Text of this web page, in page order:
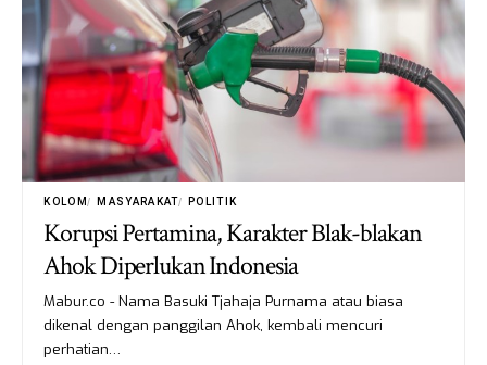
KOLOM MASYARAKAT POLITIK
Korupsi Pertamina, Karakter Blak-blakan
Ahok Diperlukan Indonesia
Mabur.co - Nama Basuki Tjahaja Purnama atau biasa
dikenal dengan panggilan Ahok, kembali mencuri
perhatian…